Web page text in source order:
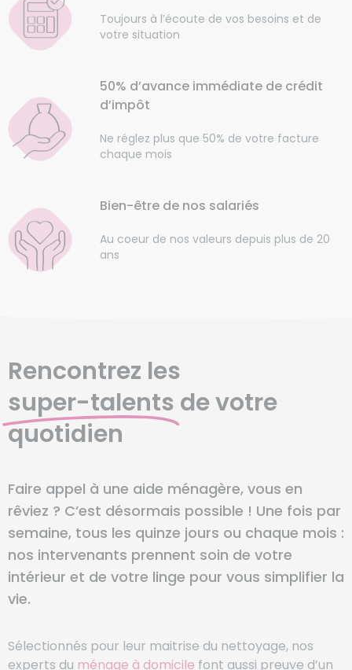
Toujours à l’écoute de vos besoins et de
votre situation
50% d’avance immédiate de crédit
d’impôt
Ne réglez plus que 50% de votre facture
chaque mois
Bien-être de nos salariés
Au coeur de nos valeurs depuis plus de 20
ans
Rencontrez les
super-talents de votre
quotidien
Faire appel à une aide ménagère, vous en
rêviez ? C’est désormais possible ! Une fois par
semaine, tous les quinze jours ou chaque mois :
nos intervenants prennent soin de votre
intérieur et de votre linge pour vous simplifier la
vie.
Sélectionnés pour leur maitrise du nettoyage, nos
experts du ménage à domicile font aussi preuve d’un